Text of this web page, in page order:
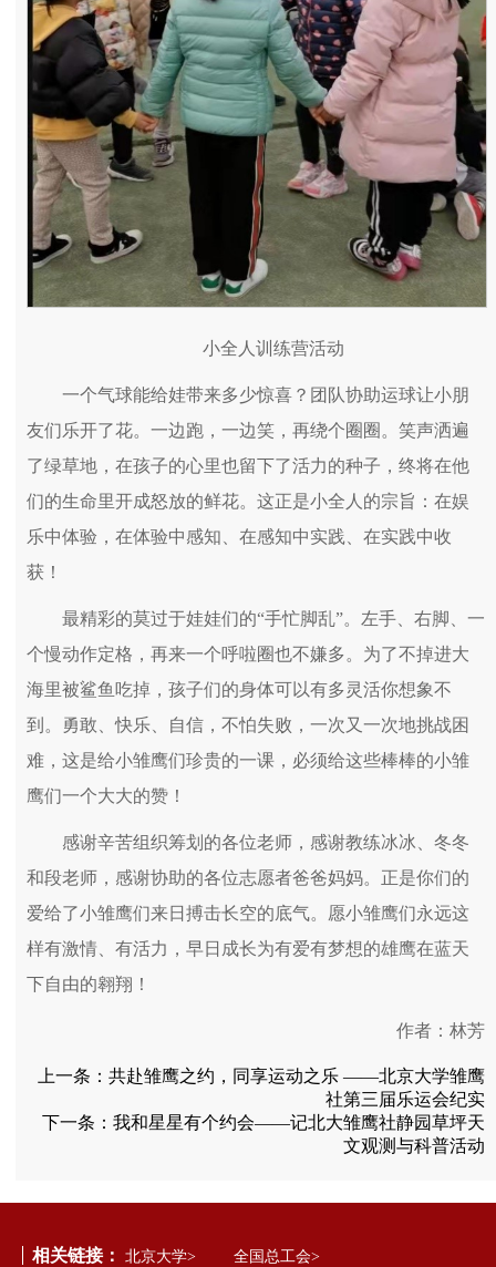
小全人训练营活动
一个气球能给娃带来多少惊喜？团队协助运球让小朋
友们乐开了花。一边跑，一边笑，再绕个圈圈。笑声洒遍
了绿草地，在孩子的心里也留下了活力的种子，终将在他
们的生命里开成怒放的鲜花。这正是小全人的宗旨：在娱
乐中体验，在体验中感知、在感知中实践、在实践中收
获！
最精彩的莫过于娃娃们的“手忙脚乱”。左手、右脚、一
个慢动作定格，再来一个呼啦圈也不嫌多。为了不掉进大
海里被鲨鱼吃掉，孩子们的身体可以有多灵活你想象不
到。勇敢、快乐、自信，不怕失败，一次又一次地挑战困
难，这是给小雏鹰们珍贵的一课，必须给这些棒棒的小雏
鹰们一个大大的赞！
感谢辛苦组织筹划的各位老师，感谢教练冰冰、冬冬
和段老师，感谢协助的各位志愿者爸爸妈妈。正是你们的
爱给了小雏鹰们来日搏击长空的底气。愿小雏鹰们永远这
样有激情、有活力，早日成长为有爱有梦想的雄鹰在蓝天
下自由的翱翔！
作者：林芳
上一条： 共赴雏鹰之约，同享运动之乐 ——北京大学雏鹰
社第三届乐运会纪实
下一条： 我和星星有个约会——记北大雏鹰社静园草坪天
文观测与科普活动
相关链接： 北京大学> 全国总工会>